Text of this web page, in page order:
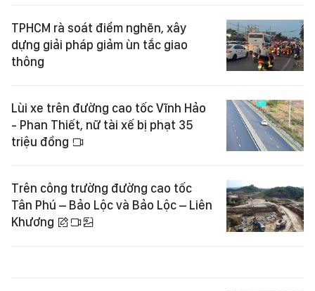
TPHCM rà soát điểm nghẽn, xây
dựng giải pháp giảm ùn tắc giao
thông
Lùi xe trên đường cao tốc Vĩnh Hảo
- Phan Thiết, nữ tài xế bị phạt 35
triệu đồng
Trên công trường đường cao tốc
Tân Phú – Bảo Lộc và Bảo Lộc – Liên
Khương